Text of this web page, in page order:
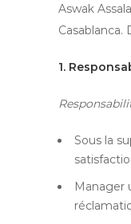
Aswak
Casablanca.
1.
Sous la
Manager